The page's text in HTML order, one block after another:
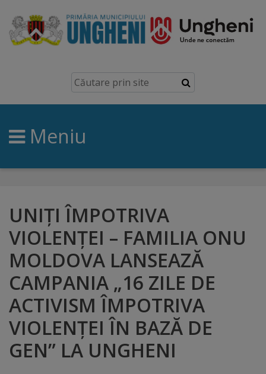
Ungheni
Prezentare
generală
Simbolurile
brand
Orașe
înfrățite
Distincții
Cetățeni
de
onoare
Meniu
UNIȚI ÎMPOTRIVA
VIOLENȚEI – FAMILIA ONU
MOLDOVA LANSEAZĂ
CAMPANIA „16 ZILE DE
ACTIVISM ÎMPOTRIVA
VIOLENȚEI ÎN BAZĂ DE
GEN” LA UNGHENI